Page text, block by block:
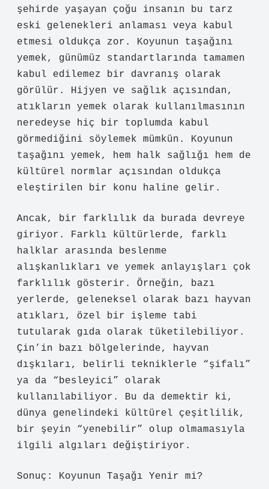
şehirde yaşayan çoğu insanın bu tarz
eski gelenekleri anlaması veya kabul
etmesi oldukça zor. Koyunun taşağını
yemek, günümüz standartlarında tamamen
kabul edilemez bir davranış olarak
görülür. Hijyen ve sağlık açısından,
atıkların yemek olarak kullanılmasının
neredeyse hiç bir toplumda kabul
görmediğini söylemek mümkün. Koyunun
taşağını yemek, hem halk sağlığı hem de
kültürel normlar açısından oldukça
eleştirilen bir konu haline gelir.
Ancak, bir farklılık da burada devreye
giriyor. Farklı kültürlerde, farklı
halklar arasında beslenme
alışkanlıkları ve yemek anlayışları çok
farklılık gösterir. Örneğin, bazı
yerlerde, geleneksel olarak bazı hayvan
atıkları, özel bir işleme tabi
tutularak gıda olarak tüketilebiliyor.
Çin’in bazı bölgelerinde, hayvan
dışkıları, belirli tekniklerle “şifalı”
ya da “besleyici” olarak
kullanılabiliyor. Bu da demektir ki,
dünya genelindeki kültürel çeşitlilik,
bir şeyin “yenebilir” olup olmamasıyla
ilgili algıları değiştiriyor.
Sonuç: Koyunun Taşağı Yenir mi?